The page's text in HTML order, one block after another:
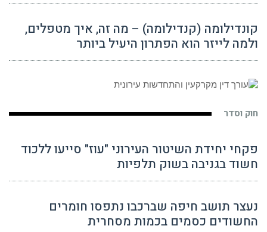
קונדילומה (קנדילומה) – מה זה, איך מטפלים,
ולמה לייזר הוא הפתרון היעיל ביותר
חוק וסדר
פקחי יחידת השיטור העירוני "עוז" סייעו ללכוד
חשוד בגניבה בשוק תלפיות
נעצר תושב חיפה שברכבו נתפסו חומרים
החשודים כסמים בכמות מסחרית